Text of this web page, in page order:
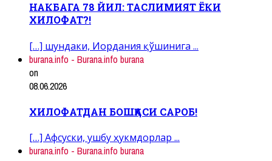
НАКБАГА 78 ЙИЛ: ТАСЛИМИЯТ ЁКИ
ХИЛОФАТ?!
[…] шундаки, Иордания қўшинига ...
burana.info - Burana.info burana
on
08.06.2026
ХИЛОФАТДАН БОШҚАСИ САРОБ!
[…] Афсуски, ушбу ҳукмдорлар ...
burana.info - Burana.info burana